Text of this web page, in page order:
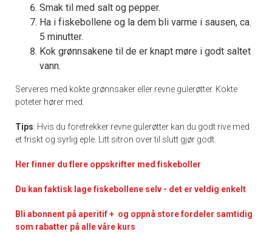
Smak til med salt og pepper.
Ha i fiskebollene og la dem bli varme i sausen, ca.
5 minutter.
Kok grønnsakene til de er knapt møre i godt saltet
vann.
Serveres med kokte grønnsaker eller revne gulerøtter. Kokte
poteter hører med.
Tips: Hvis du foretrekker revne gulerøtter kan du godt rive med
et friskt og syrlig eple. Litt sitron over til slutt gjør godt.
Her finner du flere oppskrifter med fiskeboller
Du kan faktisk lage fiskebollene selv - det er veldig enkelt
Bli abonnent på aperitif + og oppnå store fordeler samtidig
som rabatter på alle våre kurs